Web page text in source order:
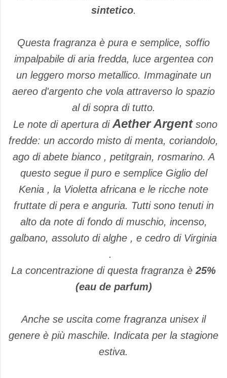
sintetico.
Questa fragranza è pura e semplice, soffio
impalpabile di aria fredda, luce argentea con
un leggero morso metallico. Immaginate un
aereo d'argento che vola attraverso lo spazio
al di sopra di tutto.
Le note di apertura di Aether Argent sono
fredde: un accordo misto di menta, coriandolo,
ago di abete bianco , petitgrain, rosmarino. A
questo segue il puro e semplice Giglio del
Kenia , la Violetta africana e le ricche note
fruttate di pera e anguria. Tutti sono tenuti in
alto da note di fondo di muschio, incenso,
galbano, assoluto di alghe , e cedro di Virginia
.
La concentrazione di questa fragranza è 25%
(eau de parfum)
Anche se uscita come fragranza unisex il
genere è più maschile. Indicata per la stagione
estiva.